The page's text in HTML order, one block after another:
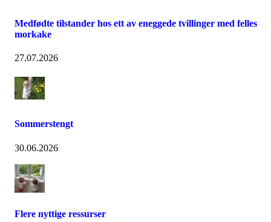
Medfødte tilstander hos ett av eneggede tvillinger med felles
morkake
27.07.2026
Sommerstengt
30.06.2026
Flere nyttige ressurser